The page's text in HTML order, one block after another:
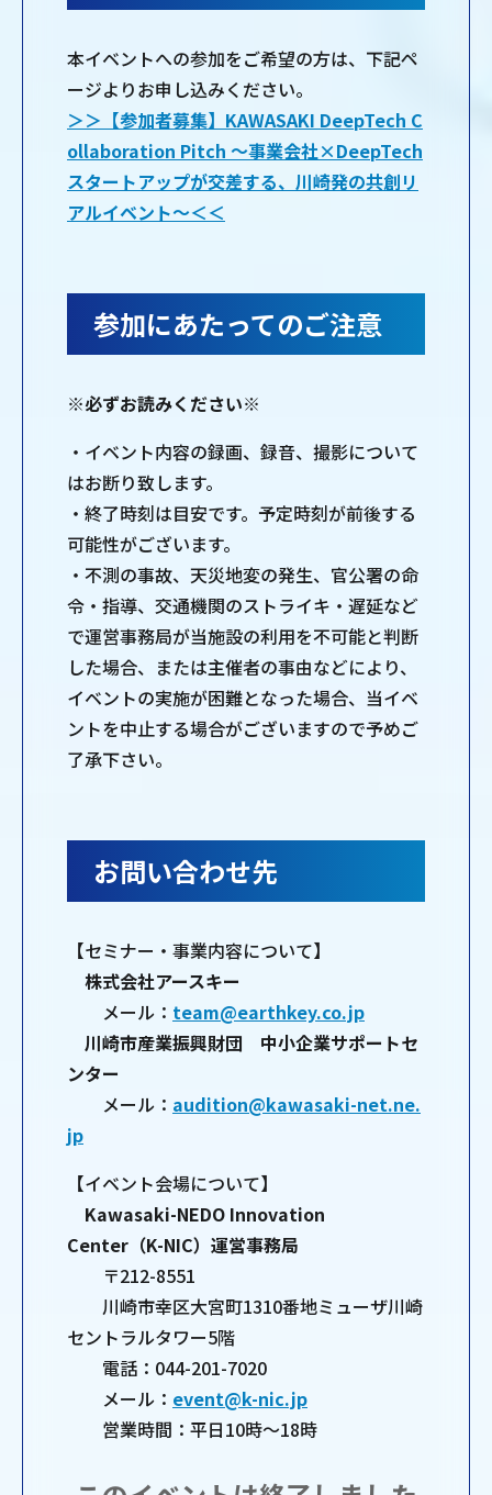
本イベントへの参加をご希望の方は、下記ペ
ージよりお申し込みください。
＞＞【参加者募集】KAWASAKI DeepTech C
ollaboration Pitch 〜事業会社×DeepTech
スタートアップが交差する、川崎発の共創リ
アルイベント〜＜＜
参加にあたってのご注意
※必ずお読みください※
・イベント内容の録画、録音、撮影について
はお断り致します。
・終了時刻は目安です。予定時刻が前後する
可能性がございます。
・不測の事故、天災地変の発生、官公署の命
令・指導、交通機関のストライキ・遅延など
で運営事務局が当施設の利用を不可能と判断
した場合、または主催者の事由などにより、
イベントの実施が困難となった場合、当イベ
ントを中止する場合がございますので予めご
了承下さい。
お問い合わせ先
【セミナー・事業内容について】
株式会社アースキー
メール： team@earthkey.co.jp
川崎市産業振興財団 中小企業サポートセ
ンター
メール： audition@kawasaki-net.ne.
jp
【イベント会場について】
Kawasaki-NEDO Innovation
Center（K-NIC）運営事務局
〒212-8551
川崎市幸区大宮町1310番地ミューザ川崎
セントラルタワー5階
電話：044-201-7020
メール： event@k-nic.jp
営業時間：平日10時～18時